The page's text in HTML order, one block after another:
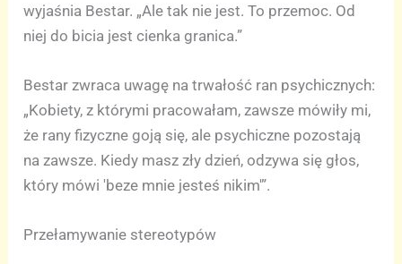
wyjaśnia Bestar. „Ale tak nie jest. To przemoc. Od
niej do bicia jest cienka granica.”
Bestar zwraca uwagę na trwałość ran psychicznych:
„Kobiety, z którymi pracowałam, zawsze mówiły mi,
że rany fizyczne goją się, ale psychiczne pozostają
na zawsze. Kiedy masz zły dzień, odzywa się głos,
który mówi 'beze mnie jesteś nikim'”.
Przełamywanie stereotypów